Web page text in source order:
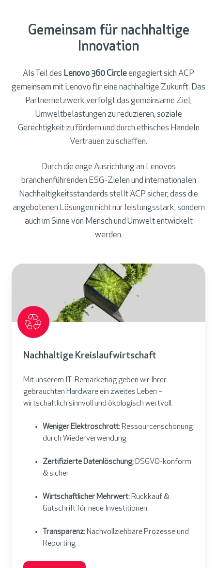
Gemeinsam für nachhaltige
Innovation
Als Teil des Lenovo 360 Circleengagiert sich ACP
gemeinsam mit Lenovo für eine nachhaltige Zukunft. Das
Partnernetzwerk verfolgt das gemeinsame Ziel,
Umweltbelastungen zu reduzieren, soziale
Gerechtigkeit zu fördern und durch ethisches Handeln
Vertrauen zu schaffen.
Durch die enge Ausrichtung an Lenovos
branchenführenden ESG-Zielen und internationalen
Nachhaltigkeitsstandards stellt ACP sicher, dass die
angebotenen Lösungen nicht nur leistungsstark, sondern
auch im Sinne von Mensch und Umwelt entwickelt
werden.
Nachhaltige Kreislaufwirtschaft
Mit unserem IT-Remarketing geben wir Ihrer
gebrauchten Hardware ein zweites Leben –
wirtschaftlich sinnvoll und ökologisch wertvoll.
Weniger Elektroschrott: Ressourcenschonung
durch Wiederverwendung
Zertifizierte Datenlöschung: DSGVO-konform
& sicher
Wirtschaftlicher Mehrwert: Rückkauf &
Gutschrift für neue Investitionen
Transparenz: Nachvollziehbare Prozesse und
Reporting